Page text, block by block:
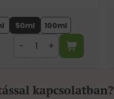
50ml 100ml
kapcsolatban?